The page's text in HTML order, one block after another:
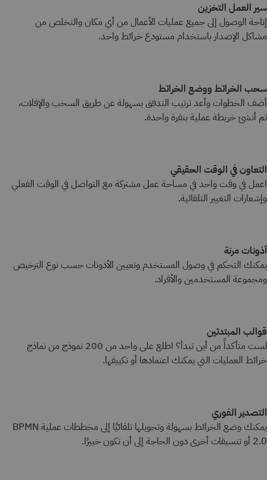
سير العمل التخزين
إتاحة الوصول إلى جميع عمليات الأعمال من أي مكان والتخلص من
مشاكل الإصدار باستخدام مستودع خرائط واحد.
سحب الخرائط ووضع الخرائط
أضف الخطوات وأعد ترتيب التدفق بسهولة عن طريق السحب والإفلات،
ثم أنشئ خريطة عملية بنقرة واحدة.
التعاون في الوقت الحقيقي
اعمل في وقت واحد في مساحة عمل مشتركة مع التواصل في الوقت الفعلي
وإشعارات التغيير التلقائية.
أذونات مرنة
يمكنك التحكم في وصول المستخدم وتعيين الأذونات حسب نوع الترخيص
ومجموعة المستخدمين والأفراد.
قوالب المبتدئين
لست متأكداً من أين تبدأ؟ اطلع على واحد من 200 نموذج من نماذج
خرائط العمليات التي يمكنك اعتمادها أو تكييفها.
التصدير الفوري
يمكنك وضع الخرائط بسهولة وتحويلها تلقائيًا إلى مخططات عملية BPMN
2.0 أو تنسيقات أخرى دون الحاجة إلى أن تكون خبيرًا.